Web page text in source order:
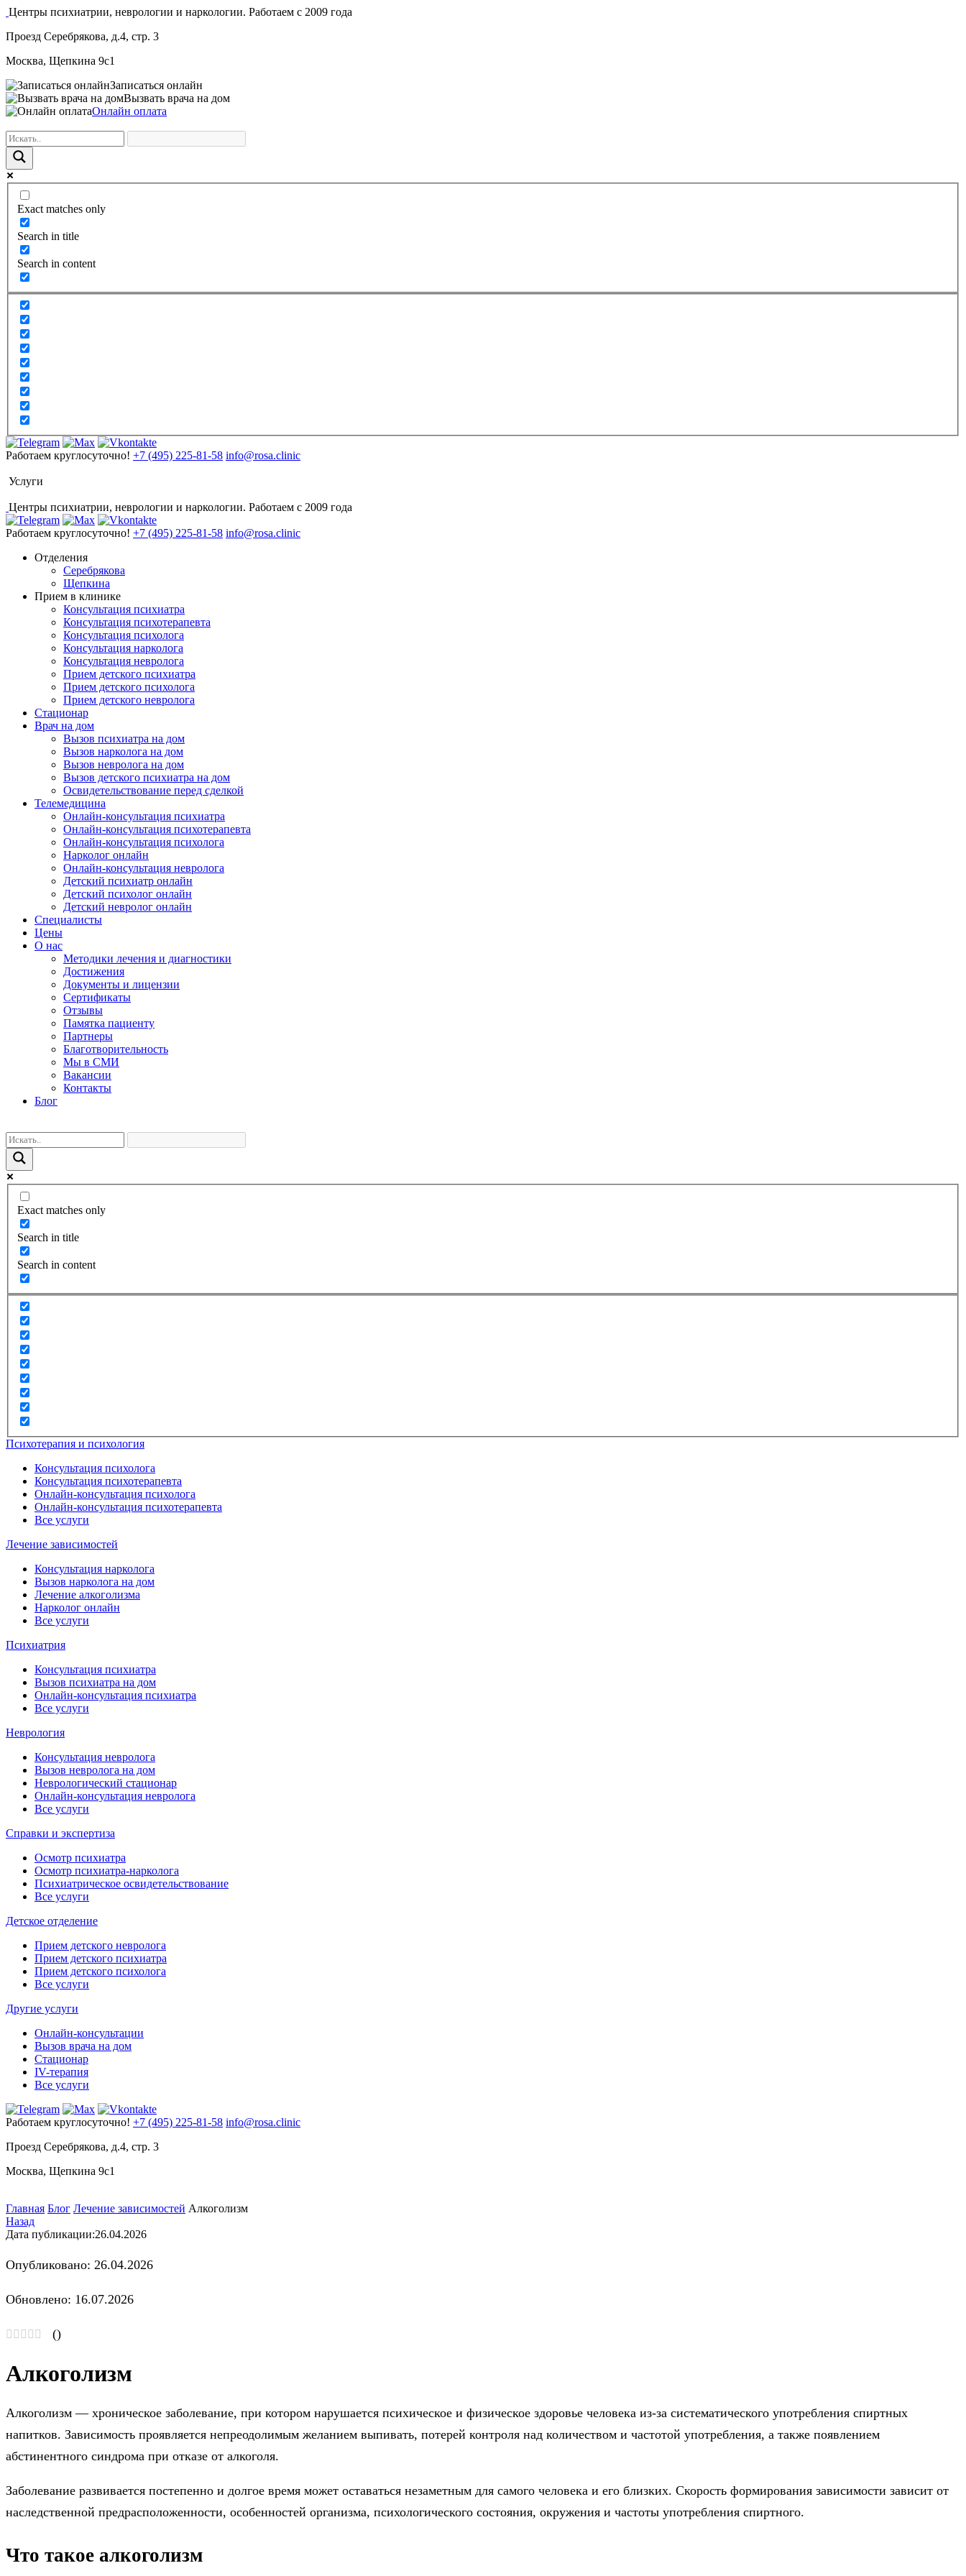
Центры психиатрии, неврологии и наркологии. Работаем с 2009 года
Проезд Серебрякова, д.4, стр. 3
Москва, Щепкина 9с1
Записаться онлайн
Вызвать врача на дом
Онлайн оплата
Exact matches only
Search in title
Search in content
Работаем круглосуточно! +7 (495) 225-81-58 info@rosa.clinic
Услуги
Центры психиатрии, неврологии и наркологии. Работаем с 2009 года
Работаем круглосуточно! +7 (495) 225-81-58 info@rosa.clinic
Отделения
Серебрякова
Щепкина
Прием в клинике
Консультация психиатра
Консультация психотерапевта
Консультация психолога
Консультация нарколога
Консультация невролога
Прием детского психиатра
Прием детского психолога
Прием детского невролога
Стационар
Врач на дом
Вызов психиатра на дом
Вызов нарколога на дом
Вызов невролога на дом
Вызов детского психиатра на дом
Освидетельствование перед сделкой
Телемедицина
Онлайн-консультация психиатра
Онлайн-консультация психотерапевта
Онлайн-консультация психолога
Нарколог онлайн
Онлайн-консультация невролога
Детский психиатр онлайн
Детский психолог онлайн
Детский невролог онлайн
Специалисты
Цены
О нас
Методики лечения и диагностики
Достижения
Документы и лицензии
Сертификаты
Отзывы
Памятка пациенту
Партнеры
Благотворительность
Мы в СМИ
Вакансии
Контакты
Блог
Exact matches only
Search in title
Search in content
Психотерапия и психология
Консультация психолога
Консультация психотерапевта
Онлайн-консультация психолога
Онлайн-консультация психотерапевта
Все услуги
Лечение зависимостей
Консультация нарколога
Вызов нарколога на дом
Лечение алкоголизма
Нарколог онлайн
Все услуги
Психиатрия
Консультация психиатра
Вызов психиатра на дом
Онлайн-консультация психиатра
Все услуги
Неврология
Консультация невролога
Вызов невролога на дом
Неврологический стационар
Онлайн-консультация невролога
Все услуги
Справки и экспертиза
Осмотр психиатра
Осмотр психиатра-нарколога
Психиатрическое освидетельствование
Все услуги
Детское отделение
Прием детского невролога
Прием детского психиатра
Прием детского психолога
Все услуги
Другие услуги
Онлайн-консультации
Вызов врача на дом
Стационар
IV-терапия
Все услуги
Работаем круглосуточно! +7 (495) 225-81-58 info@rosa.clinic
Проезд Серебрякова, д.4, стр. 3
Москва, Щепкина 9с1
Главная Блог Лечение зависимостей Алкоголизм
Назад
Дата публикации:26.04.2026
Опубликовано: 26.04.2026
Обновлено: 16.07.2026
()
Алкоголизм
Алкоголизм — хроническое заболевание, при котором нарушается психическое и физическое здоровье человека из-за систематического употребления спиртных
напитков. Зависимость проявляется непреодолимым желанием выпивать, потерей контроля над количеством и частотой употребления, а также появлением
абстинентного синдрома при отказе от алкоголя.
Заболевание развивается постепенно и долгое время может оставаться незаметным для самого человека и его близких. Скорость формирования зависимости зависит от
наследственной предрасположенности, особенностей организма, психологического состояния, окружения и частоты употребления спиртного.
Что такое алкоголизм